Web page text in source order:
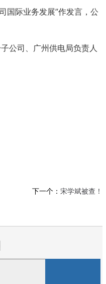
国际业务发展”作发言，公
公司、广州供电局负责人
下一个： 宋学斌被查！